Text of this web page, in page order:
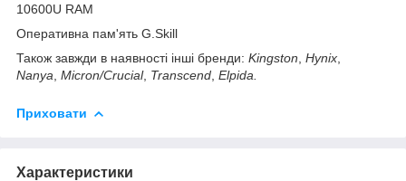
10600U RAM
Оперативна пам'ять G.Skill
Також завжди в наявності інші бренди: Kingston Hynix
Nanya Micron/Crucial, Transcend Elpida.
Приховати
Характеристики